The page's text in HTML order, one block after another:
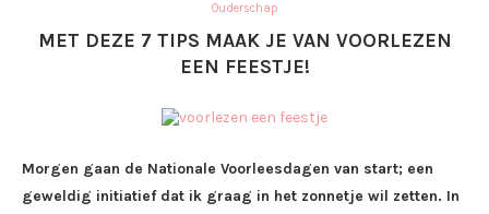
Ouderschap
MET DEZE 7 TIPS MAAK JE VAN VOORLEZEN
EEN FEESTJE!
Morgen gaan de Nationale Voorleesdagen van start; een
geweldig initiatief dat ik graag in het zonnetje wil zetten. In